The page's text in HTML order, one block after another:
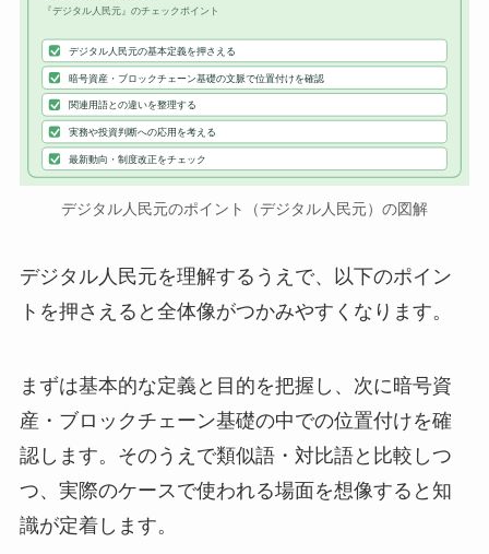
『デジタル人民元』のチェックポイント
デジタル人民元の基本定義を押さえる
暗号資産・ブロックチェーン基礎の文脈で位置付けを確認
関連用語との違いを整理する
実務や投資判断への応用を考える
最新動向・制度改正をチェック
デジタル人民元のポイント（デジタル人民元）の図解
デジタル人民元を理解するうえで、以下のポイン
トを押さえると全体像がつかみやすくなります。
まずは基本的な定義と目的を把握し、次に暗号資
産・ブロックチェーン基礎の中での位置付けを確
認します。そのうえで類似語・対比語と比較しつ
つ、実際のケースで使われる場面を想像すると知
識が定着します。